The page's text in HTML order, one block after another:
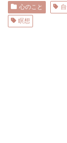
心のこと
瞑想